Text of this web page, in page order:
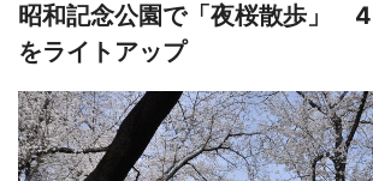
昭和記念公園で「夜桜散歩」
をライトアップ